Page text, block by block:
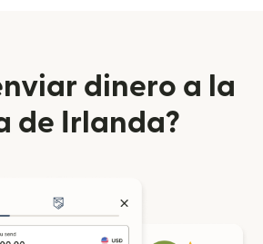
dinero a la
de Irlanda?